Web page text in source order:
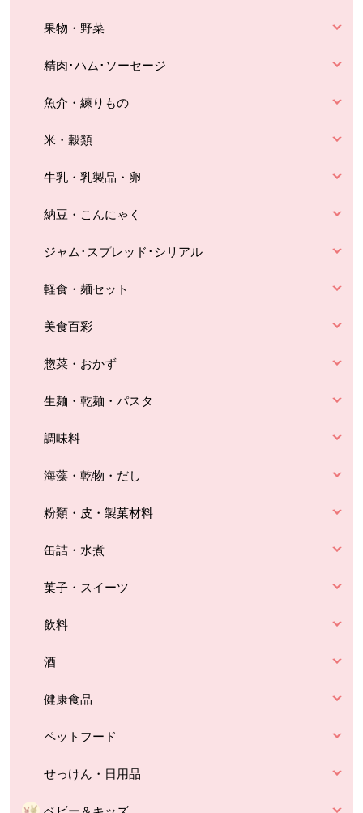
果物・野菜
精肉･ハム･ソーセージ
魚介・練りもの
米・穀類
牛乳・乳製品・卵
納豆・こんにゃく
ジャム･スプレッド･シリアル
軽食・麺セット
美食百彩
惣菜・おかず
生麺・乾麺・パスタ
調味料
海藻・乾物・だし
粉類・皮・製菓材料
缶詰・水煮
菓子・スイーツ
飲料
酒
健康食品
ペットフード
せっけん・日用品